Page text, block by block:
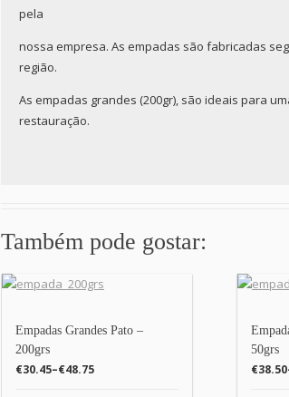
pela
nossa empresa. As empadas são fabricadas
região.
As empadas grandes (200gr), são ideais para
restauração.
Também pode gostar:
Empadas Grandes Pato –
200grs
€30.45–€48.75
50grs
€38.50